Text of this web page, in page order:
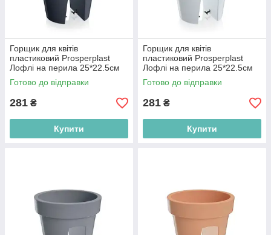
Горщик для квітів
пластиковий Prosperplast
Лофлі на перила 25*22.5см
5л антрацит DLOFR250-S433
Готово до відправки
281 ₴
Купити
Горщик для квітів
пластиковий Prosperplast
Лофлі на перила 25*22.5см
5л білий DLOFR250-S449
Готово до відправки
281 ₴
Купити